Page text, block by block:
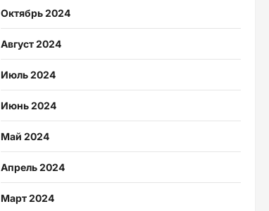
Октябрь 2024
Август 2024
Июль 2024
Июнь 2024
Май 2024
Апрель 2024
Март 2024